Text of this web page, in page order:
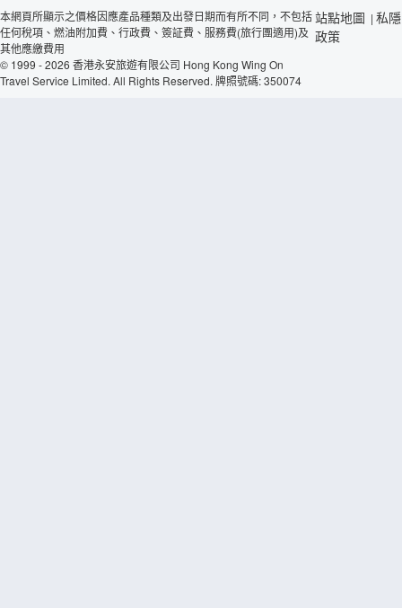
本網頁所顯示之價格因應產品種類及出發日期而有所不同，不包括
任何稅項、燃油附加費、行政費、簽証費、服務費(旅行團適用)及
其他應繳費用
© 1999 - 2026 香港永安旅遊有限公司 Hong Kong Wing On
Travel Service Limited. All Rights Reserved. 牌照號碼: 350074
站點地圖 | 私隱
政策